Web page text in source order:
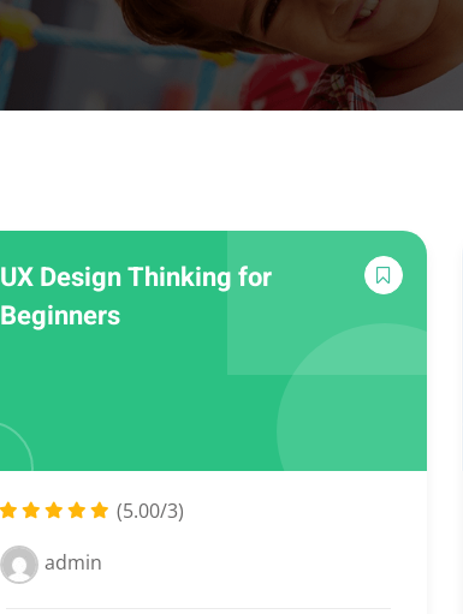
UX Design Thinking for
Beginners
(5.00/3)
admin
Remember me Lost your password?